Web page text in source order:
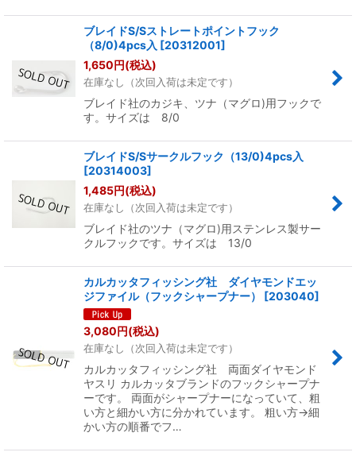
ブレイドS/Sストレートポイントフック
（8/0)4pcs入 [20312001]
1,650円(税込)
在庫なし（次回入荷は未定です）
ブレイド社のカジキ、ツナ（マグロ)用フックで
す。サイズは 8/0
ブレイドS/Sサークルフック（13/0)4pcs入
[20314003]
1,485円(税込)
在庫なし（次回入荷は未定です）
ブレイド社のツナ（マグロ)用ステンレス製サー
クルフックです。サイズは 13/0
カルカッタフィッシング社 ダイヤモンドエッ
ジファイル（フックシャープナー）
[203040]
3,080円(税込)
在庫なし（次回入荷は未定です）
カルカッタフィッシング社 両面ダイヤモンド
ヤスリ カルカッタブランドのフックシャープナ
ーです。 両面がシャープナーになっていて、粗
い方と細かい方に分かれています。 粗い方→細
かい方の順番でフ…